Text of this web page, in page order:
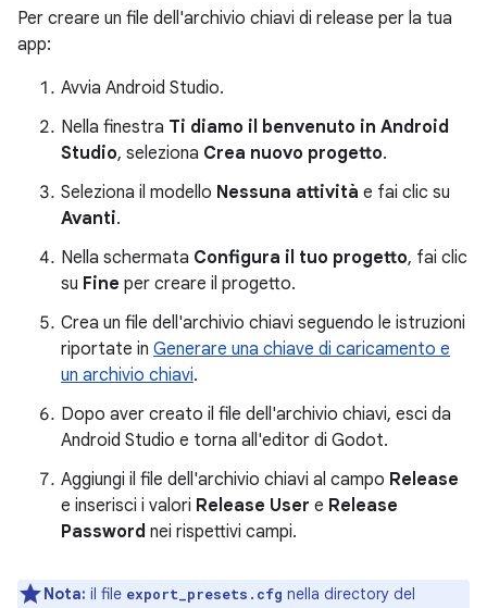
Per creare un file dell'archivio chiavi di release per la tua
app:
Avvia Android Studio.
Nella finestra Ti diamo il benvenuto in Android
Studio, seleziona Crea nuovo progetto.
Seleziona il modello Nessuna attività e fai clic su
Avanti.
Nella schermata Configura il tuo progetto, fai clic
su Fine per creare il progetto.
Crea un file dell'archivio chiavi seguendo le istruzioni
riportate in Generare una chiave di caricamento e
un archivio chiavi.
Dopo aver creato il file dell'archivio chiavi, esci da
Android Studio e torna all'editor di Godot.
Aggiungi il file dell'archivio chiavi al campo Release
e inserisci i valori Release User e Release
Password nei rispettivi campi.
Nota: il file export_presets.cfg nella directory del